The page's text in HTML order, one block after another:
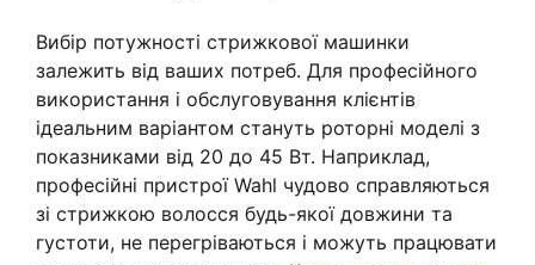
Вибір потужності стрижкової машинки
залежить від ваших потреб. Для професійного
використання і обслуговування клієнтів
ідеальним варіантом стануть роторні моделі з
показниками від 20 до 45 Вт. Наприклад,
професійні пристрої Wahl чудово справляються
зі стрижкою волосся будь-якої довжини та
густоти, не перегріваються і можуть працювати